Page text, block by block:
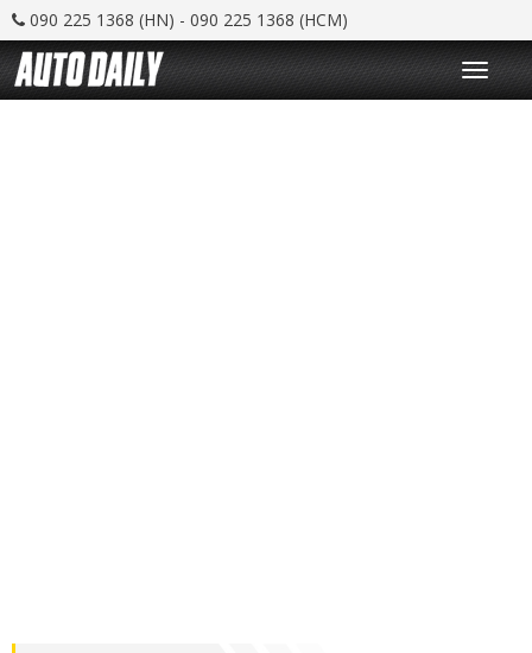
090 225 1368 (HN) - 090 225 1368 (HCM)
T
o
g